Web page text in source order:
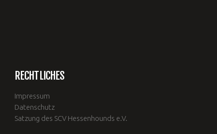
RECHTLICHES
Impressum
Datenschutz
Satzung des SCV Hessenhounds e.V.